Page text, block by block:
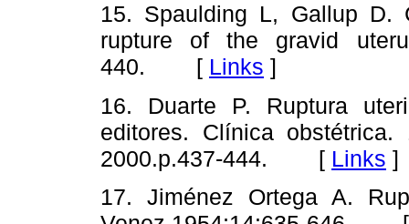
15. Spaulding L, Gallup D.
rupture of the gravid
440. [ Links ]
16. Duarte P. Ruptura
editores. Clínica
2000.p.437-444. [ Links ]
17. Jiménez Ortega A.